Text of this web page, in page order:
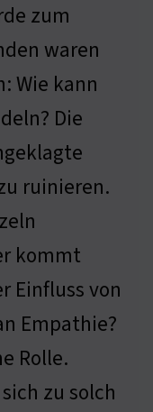
zum
waren
Wie kann
Die
ruinieren.
kommt
Einfluss von
Empathie?
Rolle.
zu solch